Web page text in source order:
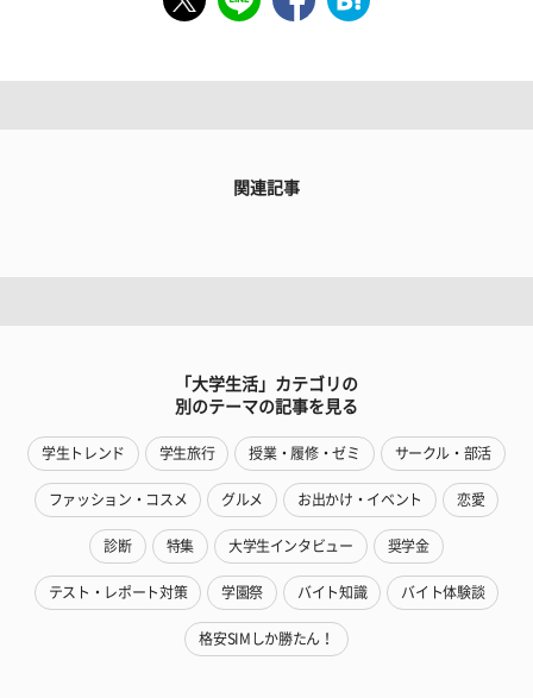
関連記事
「大学生活」カテゴリの
別のテーマの記事を見る
学生トレンド 学生旅行 授業・履修・ゼミ サークル・部活
ファッション・コスメ グルメ お出かけ・イベント 恋愛
診断 特集 大学生インタビュー 奨学金
テスト・レポート対策 学園祭 バイト知識 バイト体験談
格安SIMしか勝たん！